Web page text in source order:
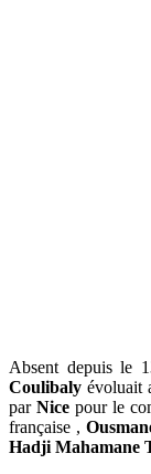
Absent depuis le
Coulibaly évoluait
parNice pour le
française ,
Hadji Mahamane